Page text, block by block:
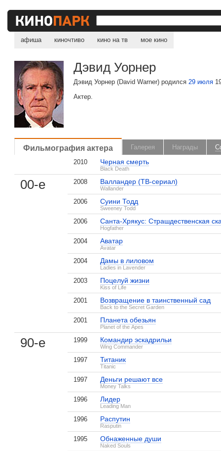
афиша киночтиво кино на тв мое кино
Дэвид Уорнер
Дэвид Уорнер (David Warner) родился29 июля
Актер.
Фильмография актера Галерея Награды
2010
Черная смерть
Black Death
00-е 2008 Валландер (ТВ-сериал)
Wallander
2006 Суини Тодд
Sweeney Todd
2006 Санта-Хрякус: Страшдественская
Hogfather
2004 Аватар
Avatar
2004 Дамы в лиловом
Ladies in Lavender
2003 Поцелуй жизни
Kiss of Life
2001 Возвращение в таинственный сад
Back to the Secret Garden
2001 Планета обезьян
Planet of the Apes
90-е 1999 Командир эскадрильи
Wing Commander
1997 Титаник
Titanic
1997 Деньги решают все
Money Talks
1996 Лидер
Leading Man
1996 Распутин
Rasputin
1995 Обнаженные души
Naked Souls